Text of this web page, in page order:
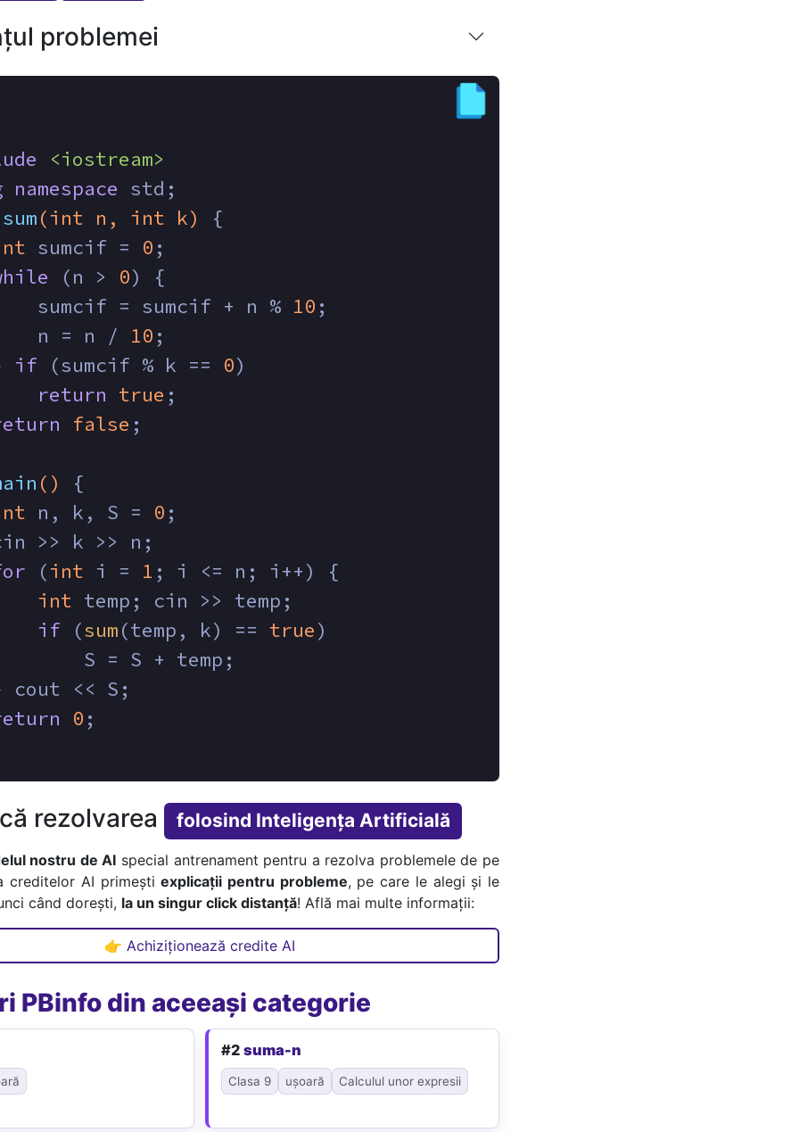
problemei
<iostream>
namespace std;
sum(int n, int k)
{
sumcif = 0 ;
(n > 0) {
sumcif = sumcif + n %
10 ;
n = n /
10 ;
if (sumcif % k == 0)
return true ;
false ;
()
{
n, k, S = 0 ;
>> k >> n;
(int i = 1 ; i <= n; i++) {
int temp; cin >> temp;
if (sum(temp, k) == true)
S = S + temp;
cout << S;
0 ;
rezolvarea folosind Inteligența Artificială
nostru de AI special antrenament pentru a rezolva problemele de pe
creditelor AI primeștiexplicații pentru probleme, pe care le alegi și le
când dorești, la un singur click distanță! Află mai multe informații:
👉 Achiziționează credite AI
PBinfo din aceeași categorie
#2 suma-n
Clasa 9 ușoară Calculul unor expresii